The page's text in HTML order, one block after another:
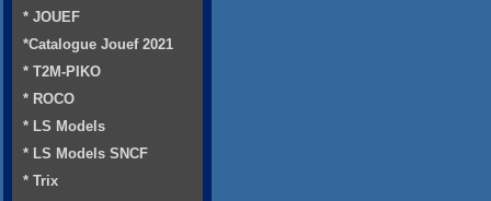
* JOUEF
*Catalogue Jouef 2021
* T2M-PIKO
* ROCO
* LS Models
* LS Models SNCF
* Trix